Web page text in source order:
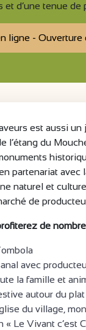
d’une tenue de
ligne -
est aussi
l’étang du
partenariat avec
naturel et
de
de
avec
la famille et
autour du
du village,
« Le Vivant c’est